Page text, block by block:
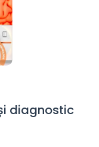
diagnostic